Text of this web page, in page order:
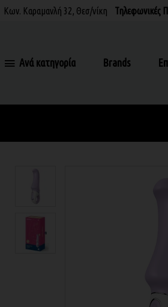
Κων. Καραμανλή 32, Θεσ/νίκη Τηλεφωνικές
Ανά κατηγορία Brands